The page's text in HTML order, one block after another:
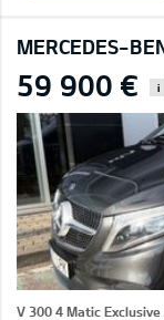
MERCEDES-
59 900 € i
V 300 4 Matic Exclusive